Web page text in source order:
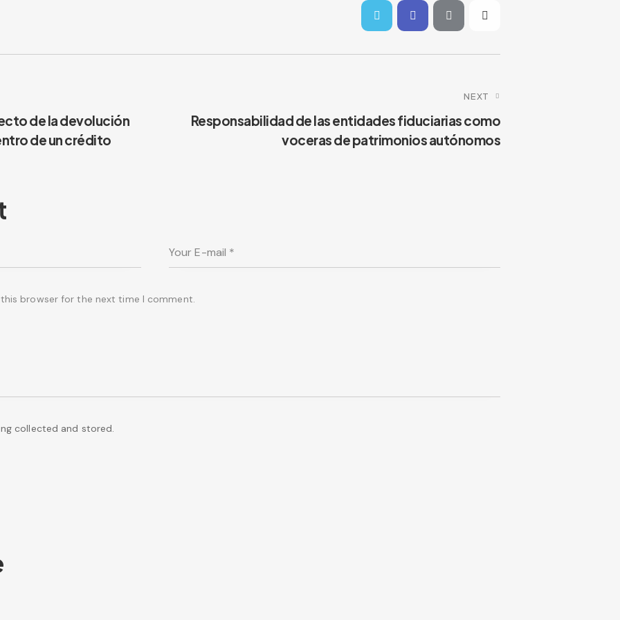
de la devolución
de un crédito
NEXT
Responsabilidad de las entidades fiduciarias como
voceras de patrimonios autónomos
browser for the next time I comment.
collected and stored.